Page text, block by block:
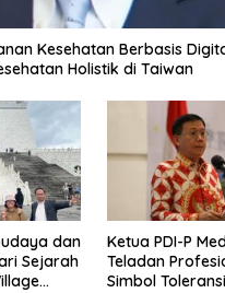
Kesehatan Berbasis
Holistik di Taiwan
dan
Sejarah
Ketua PDI-P
Teladan
Simbol Toleransi